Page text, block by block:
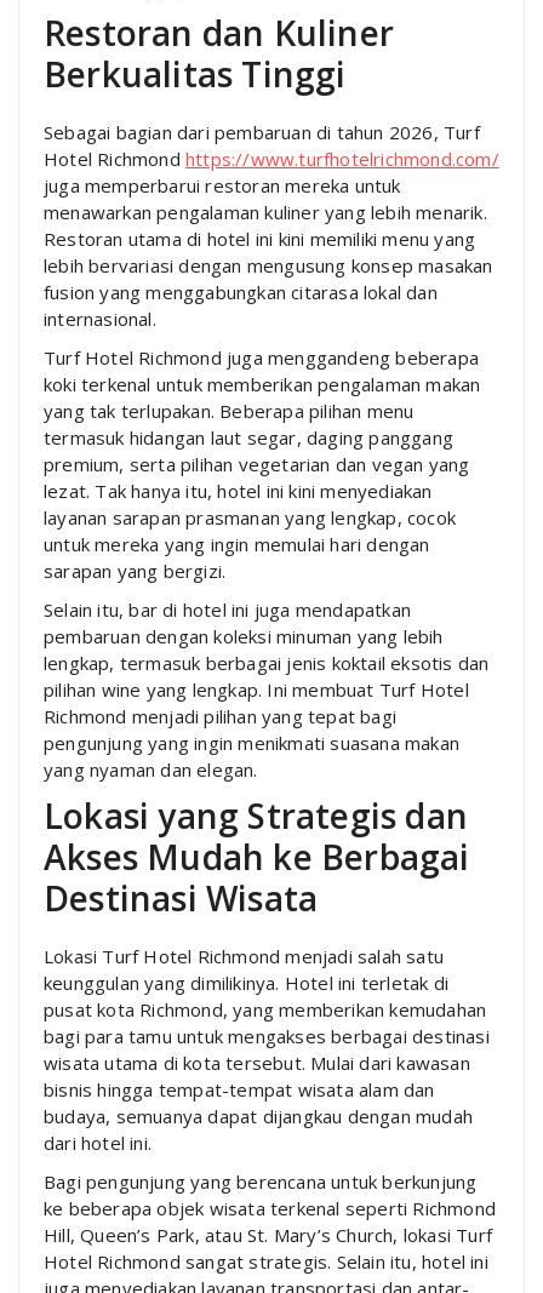
Restoran dan Kuliner
Berkualitas Tinggi
Sebagai bagian dari pembaruan di tahun 2026, Turf
Hotel Richmond https://www.turfhotelrichmond.com/
juga memperbarui restoran mereka untuk
menawarkan pengalaman kuliner yang lebih menarik.
Restoran utama di hotel ini kini memiliki menu yang
lebih bervariasi dengan mengusung konsep masakan
fusion yang menggabungkan citarasa lokal dan
internasional.
Turf Hotel Richmond juga menggandeng beberapa
koki terkenal untuk memberikan pengalaman makan
yang tak terlupakan. Beberapa pilihan menu
termasuk hidangan laut segar, daging panggang
premium, serta pilihan vegetarian dan vegan yang
lezat. Tak hanya itu, hotel ini kini menyediakan
layanan sarapan prasmanan yang lengkap, cocok
untuk mereka yang ingin memulai hari dengan
sarapan yang bergizi.
Selain itu, bar di hotel ini juga mendapatkan
pembaruan dengan koleksi minuman yang lebih
lengkap, termasuk berbagai jenis koktail eksotis dan
pilihan wine yang lengkap. Ini membuat Turf Hotel
Richmond menjadi pilihan yang tepat bagi
pengunjung yang ingin menikmati suasana makan
yang nyaman dan elegan.
Lokasi yang Strategis dan
Akses Mudah ke Berbagai
Destinasi Wisata
Lokasi Turf Hotel Richmond menjadi salah satu
keunggulan yang dimilikinya. Hotel ini terletak di
pusat kota Richmond, yang memberikan kemudahan
bagi para tamu untuk mengakses berbagai destinasi
wisata utama di kota tersebut. Mulai dari kawasan
bisnis hingga tempat-tempat wisata alam dan
budaya, semuanya dapat dijangkau dengan mudah
dari hotel ini.
Bagi pengunjung yang berencana untuk berkunjung
ke beberapa objek wisata terkenal seperti Richmond
Hill, Queen’s Park, atau St. Mary’s Church, lokasi Turf
Hotel Richmond sangat strategis. Selain itu, hotel ini
juga menyediakan layanan transportasi dan antar-